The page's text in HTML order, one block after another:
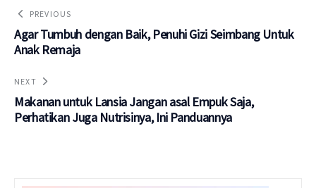
PREVIOUS
Agar Tumbuh dengan Baik, Penuhi Gizi Seimbang Untuk
Anak Remaja
NEXT
Makanan untuk Lansia Jangan asal Empuk Saja,
Perhatikan Juga Nutrisinya, Ini Panduannya